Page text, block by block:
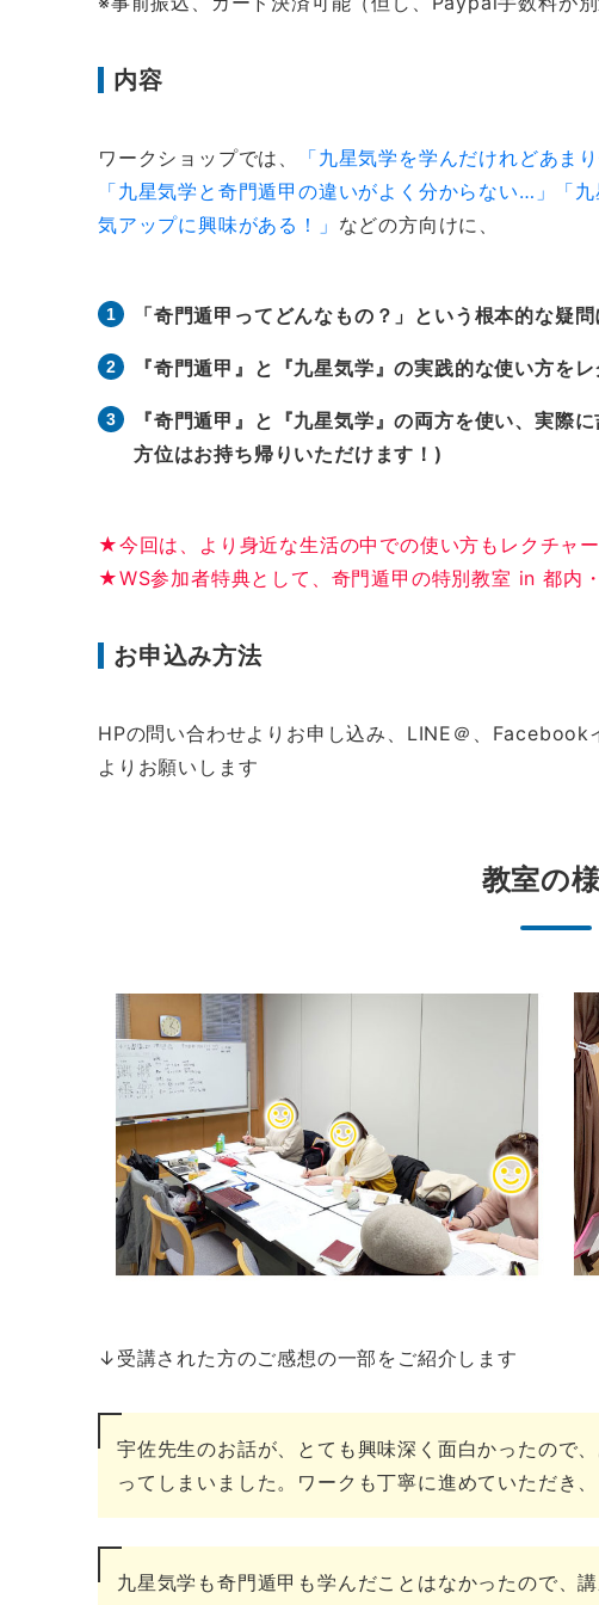
内容
ワークショップでは、
「九星気学を学んだけれどあま
「九星気学と奇門遁甲の違いがよく分からない…」「
気アップに興味がある！」 などの方向けに、
「奇門遁甲ってどんなもの？」という根本的な疑
『奇門遁甲』と『九星気学』の実践的な使い方を
『奇門遁甲』と『九星気学』の両方を使い、実
方位はお持ち帰りいただけます！)
★今回は、より身近な生活の中での使い方もレクチャー
★WS参加者特典として、奇門遁甲の特別教室 in 都内
お申込み方法
HPの問い合わせよりお申し込み、LINE＠、Facebook
よりお願いします
教室の
↓受講された方のご感想の一部をご紹介します
宇佐先生のお話が、とても興味深く面白かったので
ってしまいました。ワークも丁寧に進めていただき
九星気学も奇門遁甲も学んだことはなかったので、